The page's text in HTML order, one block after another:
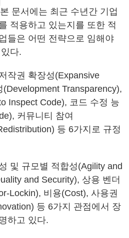
본 문서에는 최근 수년간 기업
적용하고 있는지를 또한 적
들은 어떤 전략으로 임해야
다.
작권 확장성(Expansive
Transparency),
Inspect Code), 코드 수정 능
커뮤니티 참여
등 6가지로 규정
및 규모별 적합성(Agility and
and Security), 상용 벤더
Lockin), 비용(Cost), 사용권
등 6가지 관점에서 장
하고 있다.